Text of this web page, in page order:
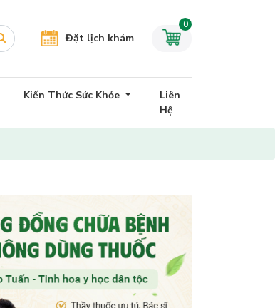
Đặt lịch khám
0
Kiến Thức Sức Khỏe
Liên
Hệ